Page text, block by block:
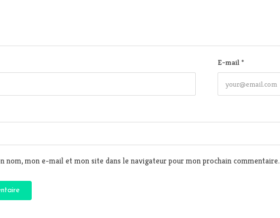
E-mail*
nom, mon e-mail et mon site dans le navigateur pour mon prochain commentaire.